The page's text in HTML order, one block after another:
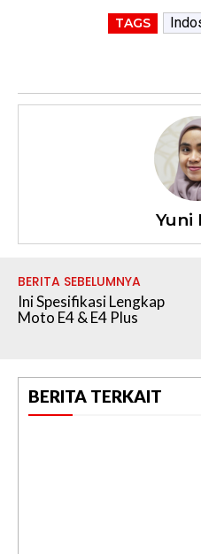
TAGS
Yuni
BERITA SEBELUMNYA
Ini Spesifikasi Lengkap
Moto E4 & E4 Plus
BERITA TERKAIT